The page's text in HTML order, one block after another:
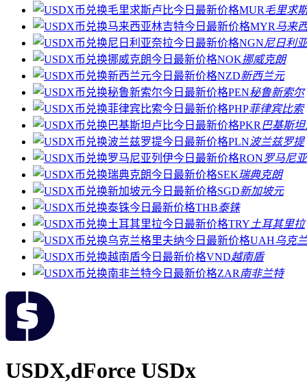
MUR毛里求
MYR马来
NGN尼日利
NOK挪威克朗
NZD新西兰元
PEN秘鲁新索尔
PHP菲律宾比索
PKR 巴基斯
PLN波兰兹罗提
RON罗马尼
SEK瑞典克朗
SGD新加坡元
THB泰铢
TRY 土耳其里拉
UAH乌克
VND越南盾
ZAR 南非兰特
USDX,dForce USDx